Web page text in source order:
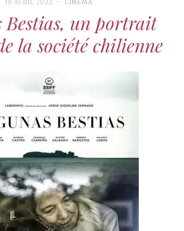
18 AVRIL 2022 CINÉMA
Bestias, un portrait
la société chilienne